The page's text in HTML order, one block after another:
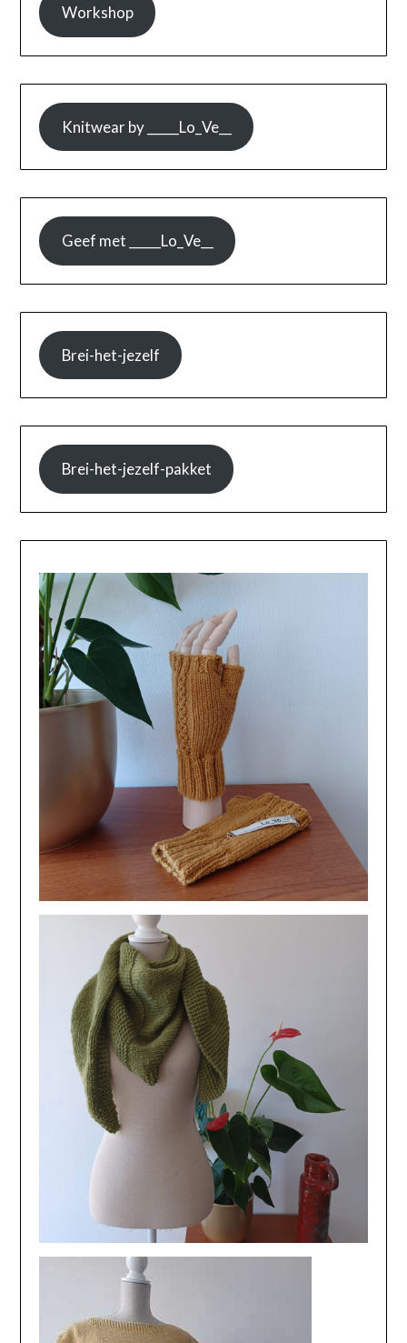
Workshop
Knitwear by _____Lo_Ve__
Geef met _____Lo_Ve__
Brei-het-jezelf
Brei-het-jezelf-pakket